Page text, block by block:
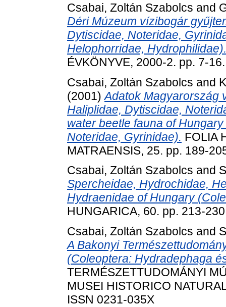
Csabai, Zoltán Szabolcs and
Déri Múzeum vízibogár
Dytiscidae, Noteridae,
Helophorridae, Hydrophilidae).
ÉVKÖNYVE, 2000-2. pp. 7-
Csabai, Zoltán Szabolcs and
(2001)Adatok Magyarország
Haliplidae, Dytiscidae,
water beetle fauna of
Noteridae, Gyrinidae). FOLIA
MATRAENSIS, 25. pp. 189-
Csabai, Zoltán Szabolcs and
Spercheidae, Hydrochidae,
Hydraenidae of Hungary
HUNGARICA, 60. pp. 213-
Csabai, Zoltán Szabolcs and
A Bakonyi
(Coleoptera: Hydradephaga
TERMÉSZETTUDOMÁNYI
MUSEI HISTORICO
ISSN 0231-035X